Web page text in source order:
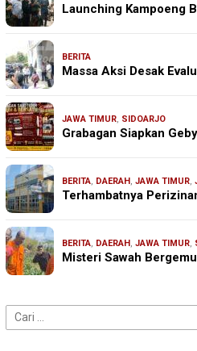
Launching Kampoeng
BERITA
Massa Aksi Desak
JAWA TIMUR, SIDOARJO
Grabagan Siapkan
BERITA, DAERAH, JAWA TIMUR,
Terhambatnya
BERITA, DAERAH, JAWA TIMUR,
Misteri Sawah
Cari
untuk: